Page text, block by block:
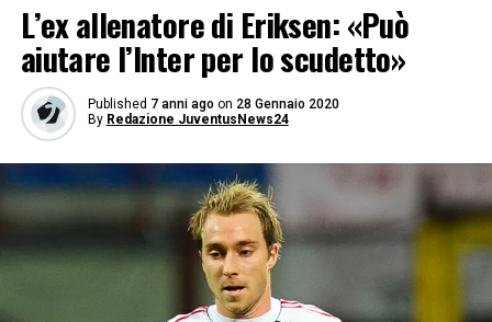
L’ex allenatore di Eriksen: «Può
aiutare l’Inter per lo scudetto»
Published 7 anni ago on 28 Gennaio 2020
By Redazione JuventusNews24